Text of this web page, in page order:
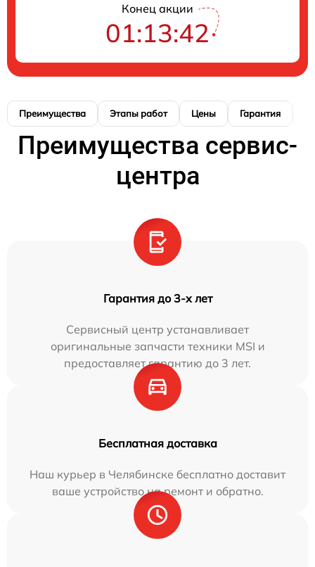
Конец акции
01:13:41
Преимущества Этапы работ Цены Гарантия
Преимущества сервис-
центра
Гарантия до 3-х лет
Сервисный центр устанавливает
оригинальные запчасти техники MSI и
предоставляет гарантию до 3 лет.
Бесплатная доставка
Наш курьер в Челябинске бесплатно доставит
ваше устройство на ремонт и обратно.